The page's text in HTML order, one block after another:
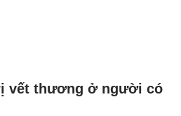
vết thương ở người có